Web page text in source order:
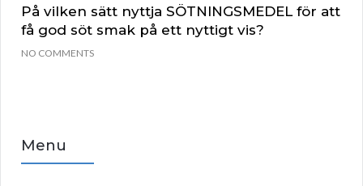
På vilken sätt nyttja SÖTNINGSMEDEL för att
få god söt smak på ett nyttigt vis?
NO COMMENTS
Menu